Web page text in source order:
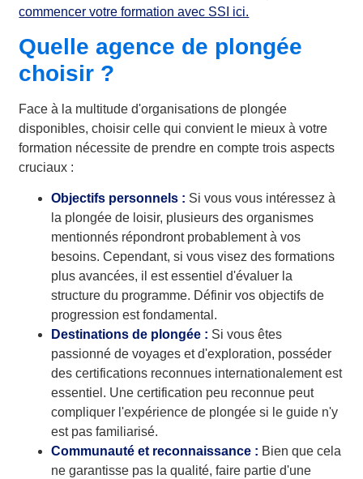
commencer votre formation avec SSI ici.
Quelle agence de plongée
choisir ?
Face à la multitude d'organisations de plongée
disponibles, choisir celle qui convient le mieux à votre
formation nécessite de prendre en compte trois aspects
cruciaux :
Objectifs personnels : Si vous vous intéressez à
la plongée de loisir, plusieurs des organismes
mentionnés répondront probablement à vos
besoins. Cependant, si vous visez des formations
plus avancées, il est essentiel d'évaluer la
structure du programme. Définir vos objectifs de
progression est fondamental.
Destinations de plongée : Si vous êtes
passionné de voyages et d'exploration, posséder
des certifications reconnues internationalement est
essentiel. Une certification peu reconnue peut
compliquer l'expérience de plongée si le guide n'y
est pas familiarisé.
Communauté et reconnaissance : Bien que cela
ne garantisse pas la qualité, faire partie d'une